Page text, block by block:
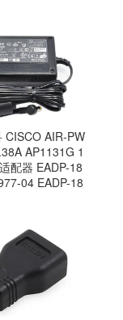
CISCO AIR-PW
AP1131G 1
配器 EADP-18
04 EADP-18